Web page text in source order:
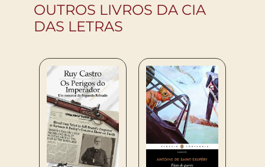
OUTROS LIVROS DA CIA
DAS LETRAS